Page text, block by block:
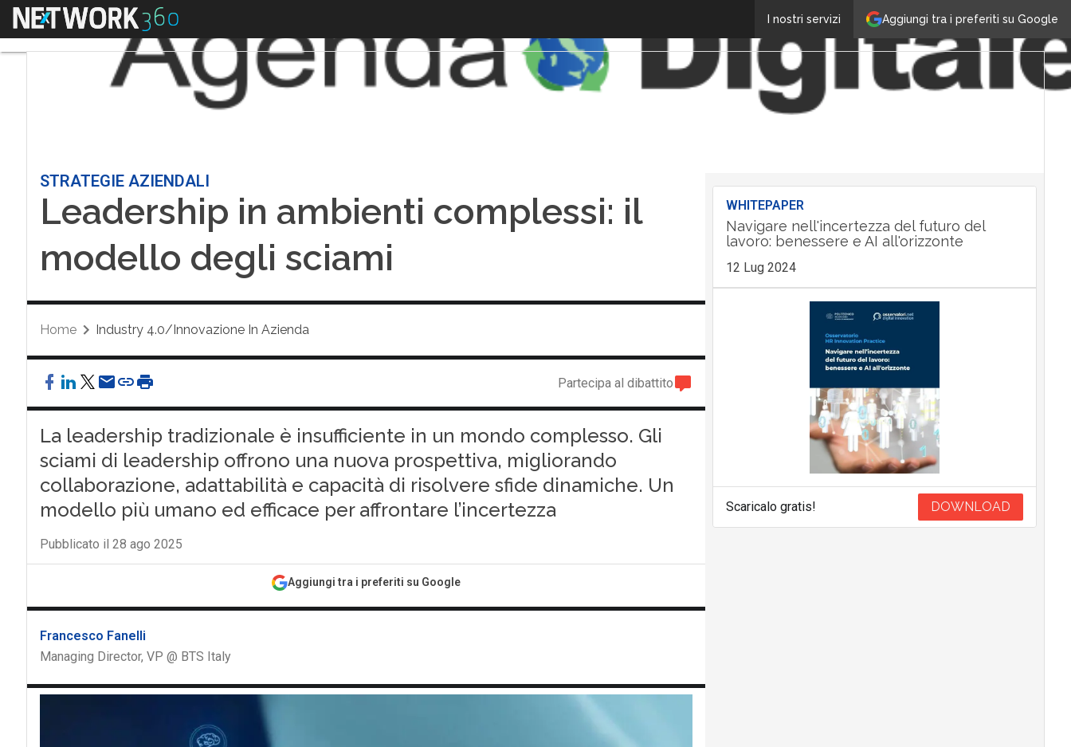
Aggiungi tra i preferiti su Google
I nostri servizi
Menu
STRATEGIE AZIENDALI
Leadership in ambienti complessi: il
modello degli sciami
Home Industry 4.0/Innovazione In Azienda
Partecipa al dibattito
La leadership tradizionale è insufficiente in un mondo complesso. Gli
sciami di leadership offrono una nuova prospettiva, migliorando
collaborazione, adattabilità e capacità di risolvere sfide dinamiche. Un
modello più umano ed efficace per affrontare l’incertezza
Pubblicato il 28 ago 2025
Aggiungi tra i preferiti su Google
Francesco Fanelli
Managing Director, VP @ BTS Italy
WHITEPAPER
Navigare nell'incertezza del futuro del
lavoro: benessere e AI all'orizzonte
12 Lug 2024
Scaricalo gratis! DOWNLOAD